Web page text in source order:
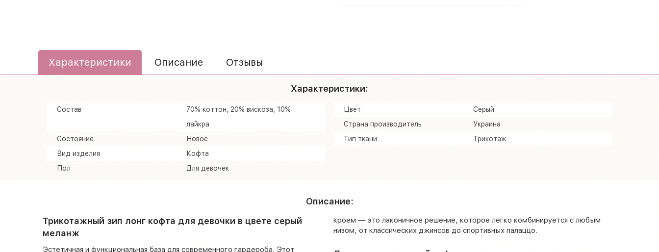
Характеристики Описание Отзывы
Характеристики:
Состав
70% коттон, 20% вискоза, 10%
лайкра
Состояние
Новое
Вид изделия
Кофта
Пол
Для девочек
Цвет
Серый
Страна производитель
Украина
Тип ткани
Трикотаж
Описание:
Трикотажный зип лонг кофта для девочки в цвете серый
меланж
Эстетичная и функциональная база для современного гардероба. Этот
кроем — это лаконичное решение, которое легко комбинируется с любым
низом, от классических джинсов до спортивных палаццо.